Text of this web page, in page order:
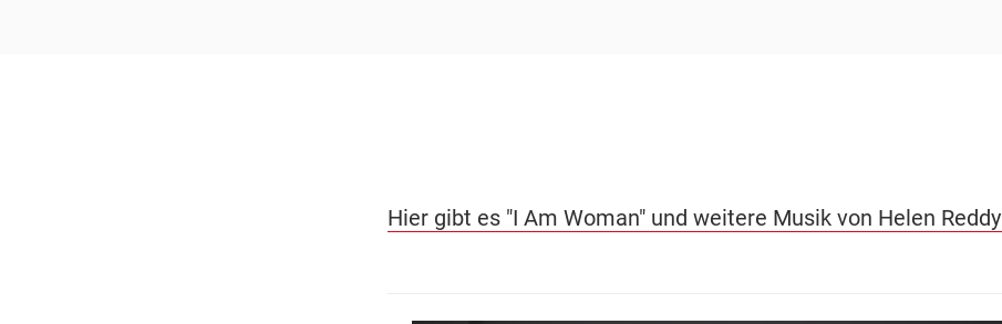
Hier gibt es "I Am Woman" und weitere Musik von Helen Reddy